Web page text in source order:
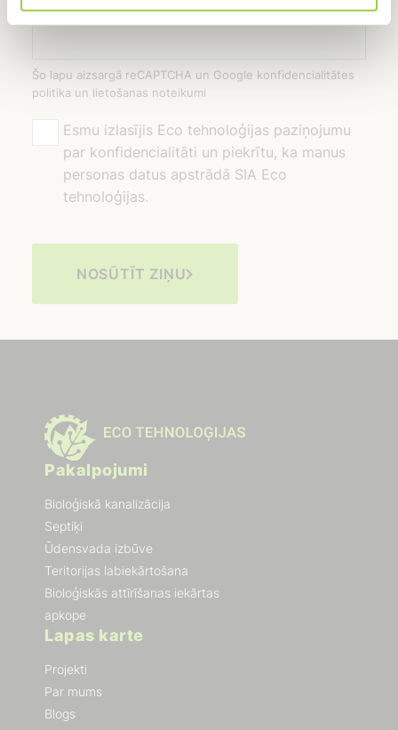
Šo lapu aizsargā reCAPTCHA un Google konfidencialitātes
politika un lietošanas noteikumi
Esmu izlasījis Eco tehnoloģijas paziņojumu
par konfidencialitāti un piekrītu, ka manus
personas datus apstrādā SIA Eco
tehnoloģijas.
NOSŪTĪT ZIŅU
Pakalpojumi
Bioloģiskā kanalizācija
Septiķi
Ūdensvada izbūve
Teritorijas labiekārtošana
Bioloģiskās attīrīšanas iekārtas
apkope
Lapas karte
Projekti
Par mums
Blogs